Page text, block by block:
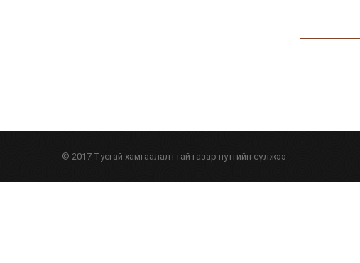
© 2017 Тусгай хамгаалалттай газар нутгийн сүлжээ